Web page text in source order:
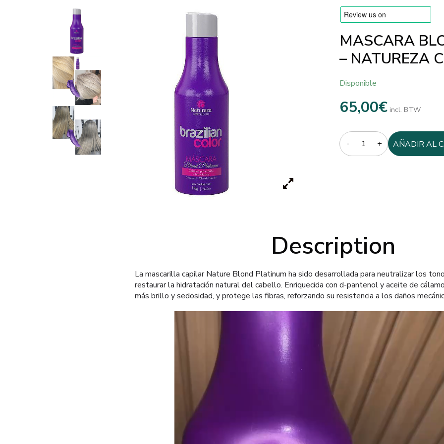
MASCARA
– NATUREZA
Disponible
65,00€ incl. BTW
Quantity
AÑADIR AL
Description
La mascarilla capilar Nature Blond Platinum ha sido desarrollada para neutralizar los
restaurar la hidratación natural del cabello. Enriquecida con d-pantenol y aceite de
más brillo y sedosidad, y protege las fibras, reforzando su resistencia a los daños